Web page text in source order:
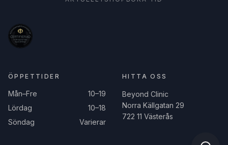
ÖPPETTIDER
Mån–Fre
10–19
Lördag
10–18
Söndag
Varierar
HITTA OSS
Beyond Clinic
Norra Källgatan 29
722 11 Västerås